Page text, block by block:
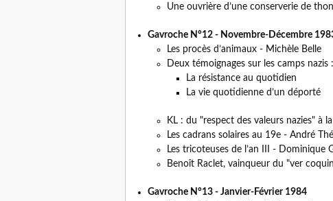
Une ouvrière d’une conserverie de
Gavroche N°12 - Novembre-Décembre
Les procès d’animaux - Michèle Belle
Deux témoignages sur les camps nazis :
La résistance au quotidien
La vie quotidienne d’un déporté
KL : du "respect des valeurs nazies" à
Les cadrans solaires au 19e - André
Les tricoteuses de l’an III - Dominique
Benoît Raclet, vainqueur du "ver
Gavroche N°13 - Janvier-Février 1984